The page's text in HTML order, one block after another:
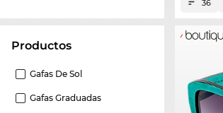
Productos
Gafas De Sol
Gafas Graduadas
36